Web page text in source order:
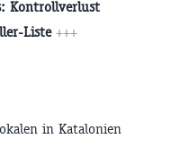
Kontrollverlust
Liste +++
in Katalonien